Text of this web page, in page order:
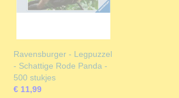
Ravensburger - Legpuzzel
- Schattige Rode Panda -
500 stukjes
€ 11,99